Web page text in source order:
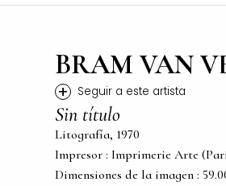
BRAM VAN
+ Seguir a este artista
Sin título
Litografía, 1970
Impresor : Imprimerie Arte
Dimensiones de la imagen :